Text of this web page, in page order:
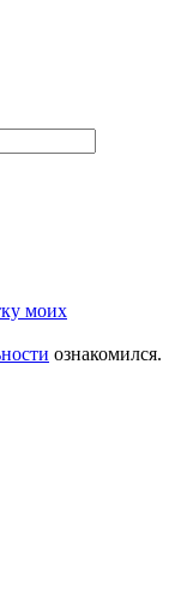
моих
ознакомился.